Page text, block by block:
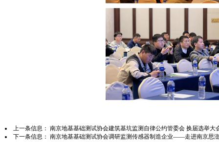
上一条信息： 南京地基基础测试协会建筑基坑监测自律公约管委会 换届选举大
下一条信息： 南京地基基础测试协会调研监测传感器制造企业——走进南京思